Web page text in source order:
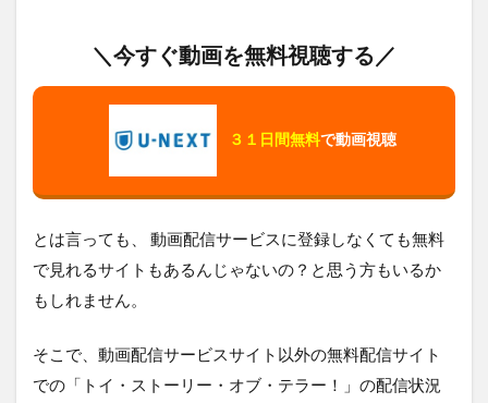
＼今すぐ動画を無料視聴する／
３１日間無料で動画視聴
とは言っても、 動画配信サービスに登録しなくても無料
で見れるサイトもあるんじゃないの？と思う方もいるか
もしれません。
そこで、動画配信サービスサイト以外の無料配信サイト
での「トイ・ストーリー・オブ・テラー！」の配信状況